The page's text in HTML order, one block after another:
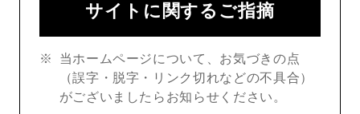
サイトに関するご指摘
当ホームページについて、お気づきの点
（誤字・脱字・リンク切れなどの不具合）
がございましたらお知らせください。